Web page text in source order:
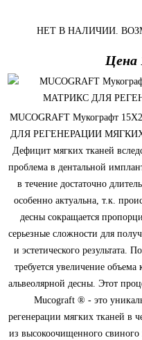
НЕТ В НАЛИЧИИ.
Цена
MUCOGRAFT Мукографт
ДЛЯ РЕГЕНЕРАЦИИ МЯГКИХ
Дефицит мягких тканей
проблема в дентальной
в течение достаточно
особенно актуальна, т.к.
десны сокращается
серьезные сложности для
и эстетического результата.
требуется увеличение
альвеолярной десны. Этот
Mucograft ® - это
регенерации мягких тканей в
из высокоочищенного